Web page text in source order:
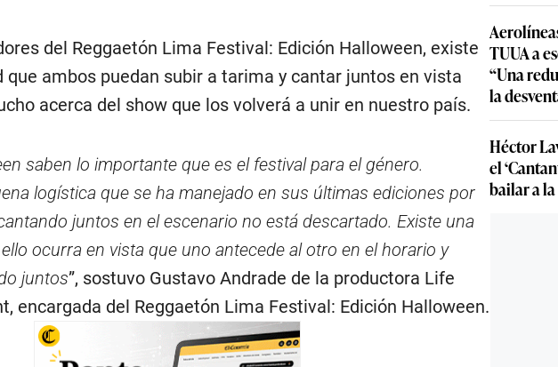
del Reggaetón Lima Festival: Edición Halloween, existe
que ambos puedan subir a tarima y cantar juntos en vista
acerca del show que los volverá a unir en nuestro país.
saben lo importante que es el festival para el género.
logística que se ha manejado en sus últimas ediciones por
juntos en el escenario no está descartado. Existe una
ocurra en vista que uno antecede al otro en el horario y
juntos”, sostuvo Gustavo Andrade de la productora Life
encargada del Reggaetón Lima Festival: Edición Halloween.
TUUA a
“Una
la
Héctor
el
bailar a